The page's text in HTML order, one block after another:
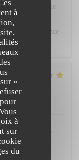
à
«
à
sur
du
afin que ce type de
le plaisir de
une expérience
d'hôtel
/ Prix
choisis mais
au bar et
A la 113. En